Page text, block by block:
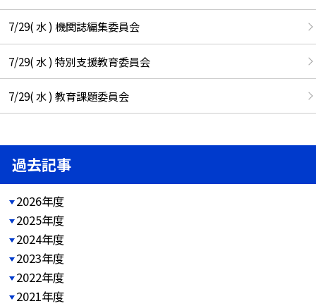
7/29( 水 ) 機関誌編集委員会
7/29( 水 ) 特別支援教育委員会
7/29( 水 ) 教育課題委員会
過去記事
2026年度
2025年度
2024年度
2023年度
2022年度
2021年度